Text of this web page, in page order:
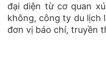
đại diện từ cơ quan
không, công ty du lịch
đơn vị báo chí, truyền